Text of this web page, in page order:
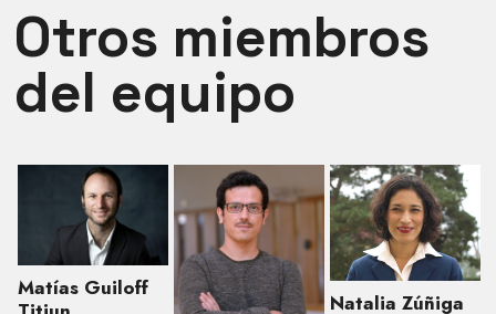
Otros miembros
del equipo
Matías Guiloff
Natalia Zúñiga